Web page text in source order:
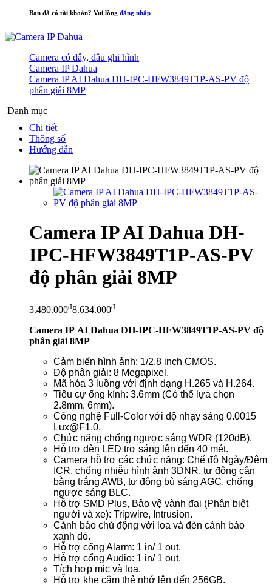
Bạn đã có tài khoản? Vui lòng đăng nhập
Camera có dây, đầu ghi hình
Camera IP Dahua
Camera IP AI Dahua DH-IPC-HFW3849T1P-AS-PV độ
phân giải 8MP
Danh mục
Chi tiết
Thông số
Hướng dẫn
Camera IP AI Dahua DH-
IPC-HFW3849T1P-AS-PV
độ phân giải 8MP
3.480.000đ8.634.000đ
Camera IP AI Dahua DH-IPC-HFW3849T1P-AS-PV độ
phân giải 8MP
Cảm biến hình ảnh: 1/2.8 inch CMOS.
Độ phân giải: 8 Megapixel.
Mã hóa 3 luồng với định dạng H.265 và H.264.
Tiêu cự ống kính: 3.6mm (Có thể lựa chọn
2.8mm, 6mm).
Công nghệ Full-Color với độ nhạy sáng 0.0015
Lux@F1.0.
Chức năng chống ngược sáng WDR (120dB).
Hỗ trợ đèn LED trợ sáng lên đến 40 mét.
Camera hỗ trợ các chức năng: Chế độ Ngày/Đêm
ICR, chống nhiễu hình ảnh 3DNR, tự động cân
bằng trắng AWB, tự động bù sáng AGC, chống
ngược sáng BLC.
Hỗ trợ SMD Plus, Bảo vệ vành đai (Phân biệt
người và xe): Tripwire, Intrusion.
Cảnh báo chủ động với loa và đèn cảnh báo
xanh đỏ.
Hỗ trợ cổng Alarm: 1 in/ 1 out.
Hỗ trợ cổng Audio: 1 in/ 1 out.
Tích hợp mic và loa.
Hỗ trợ khe cắm thẻ nhớ lên đến 256GB.